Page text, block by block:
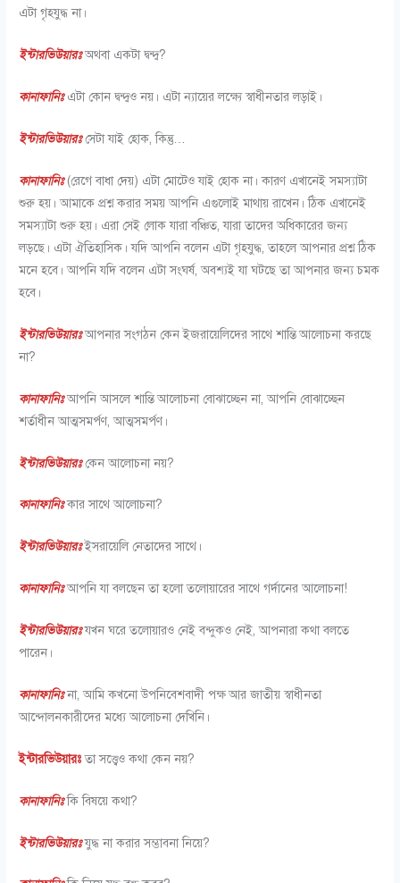
এটা গৃহযুদ্ধ না।
ইন্টারভিউয়ারঃ অথবা একটা দ্বন্দ্ব?
কানাফানিঃ এটা কোন দ্বন্দ্বও নয়। এটা ন্যায়ের লক্ষ্যে স্বাধীনতার লড়াই।
ইন্টারভিউয়ারঃসেটা যাই হোক, কিন্তু…
কানাফানিঃ(রেগে বাধা দেয়) এটা মোটেও যাই হোক না। কারণ এখানেই সমস্যাটা
শুরু হয়। আমাকে প্রশ্ন করার সময় আপনি এগুলোই মাথায় রাখেন। ঠিক এখানেই
সমস্যাটা শুরু হয়। এরা সেই লোক যারা বঞ্চিত, যারা তাদের অধিকারের জন্য
লড়ছে। এটা ঐতিহাসিক। যদি আপনি বলেন এটা গৃহযুদ্ধ, তাহলে আপনার প্রশ্ন ঠিক
মনে হবে। আপনি যদি বলেন এটা সংঘর্ষ, অবশ্যই যা ঘটছে তা আপনার জন্য চমক
হবে।
ইন্টারভিউয়ারঃ আপনার সংগঠন কেন ইজরায়েলিদের সাথে শান্তি আলোচনা করছে
না?
কানাফানিঃআপনি আসলে শান্তি আলোচনা বোঝাচ্ছেন না, আপনি বোঝাচ্ছেন
শর্তাধীন আত্মসমর্পণ, আত্মসমর্পণ।
ইন্টারভিউয়ারঃ কেন আলোচনা নয়?
কানাফানিঃকার সাথে আলোচনা?
ইন্টারভিউয়ারঃইসরায়েলি নেতাদের সাথে।
কানাফানিঃ আপনি যা বলছেন তা হলো তলোয়ারের সাথে গর্দানের আলোচনা!
ইন্টারভিউয়ারঃ যখন ঘরে তলোয়ারও নেই বন্দুকও নেই, আপনারা কথা বলতে
পারেন।
কানাফানিঃনা, আমি কখনো উপনিবেশবাদী পক্ষ আর জাতীয় স্বাধীনতা
আন্দোলনকারীদের মধ্যে আলোচনা দেখিনি।
ইন্টারভিউয়ারঃ তা সত্ত্বেও কথা কেন নয়?
কানাফানিঃকি বিষয়ে কথা?
ইন্টারভিউয়ারঃ যুদ্ধ না করার সম্ভাবনা নিয়ে?